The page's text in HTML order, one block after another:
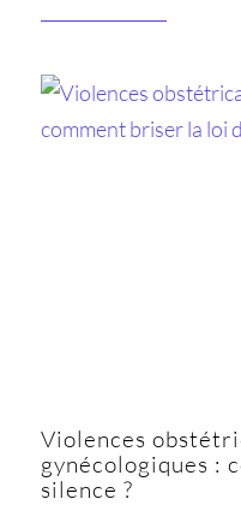
Violences
gynécologiques :
silence ?